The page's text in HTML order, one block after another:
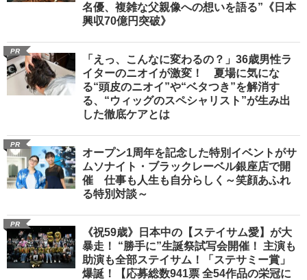
名優、複雑な父親像への想いを語る”《日本
興収70億円突破》
PR
「えっ、こんなに変わるの？」36歳男性ラ
イターのニオイが激変！ 夏場に気にな
る“頭皮のニオイ”や“ベタつき”を解消す
る、“ウィッグのスペシャリスト”が生み出
した徹底ケアとは
PR
オープン1周年を記念した特別イベントがサ
ムソナイト・ブラックレーベル銀座店で開
催 仕事も人生も自分らしく～笑顔あふれ
る特別対談～
PR
《祝59歳》日本中の【ステイサム愛】が大
暴走！ “勝手に”生誕祭試写会開催！ 主演も
助演も全部ステイサム！「ステサミー賞」
爆誕！【応募総数941票 全54作品の栄冠に